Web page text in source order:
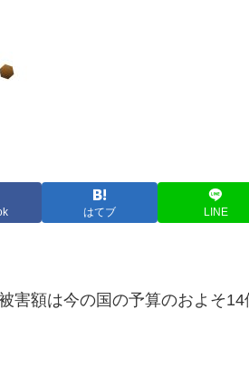
はてブ LINE
害額は今の国の予算のおよそ